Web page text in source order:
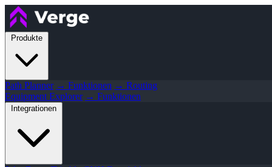
Produkte
Path Planner → Funktionen → Routing
Equipment Explorer → Funktionen
Integrationen